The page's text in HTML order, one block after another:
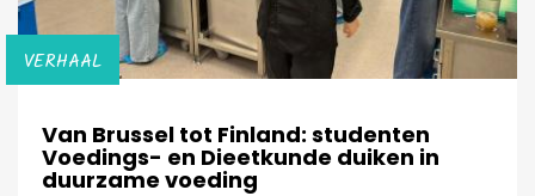
VERHAAL
Van Brussel tot Finland: studenten
Voedings- en Dieetkunde duiken in
duurzame voeding